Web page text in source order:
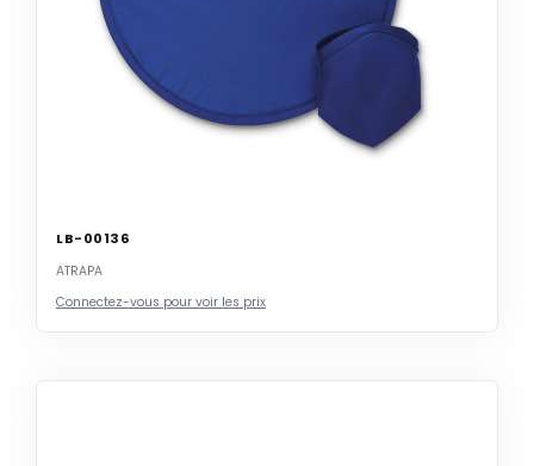
LB-00136
ATRAPA
Connectez-vous pour voir les prix